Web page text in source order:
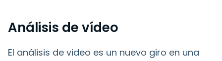
Análisis de vídeo
El análisis de video es un nuevo giro en una